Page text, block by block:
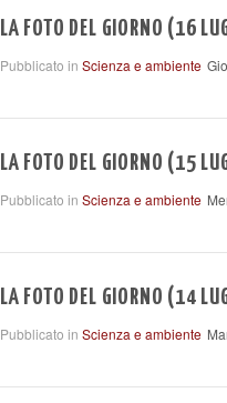
LA FOTO DEL GIORNO (16
Pubblicato in Scienza e ambiente
LA FOTO DEL GIORNO (15
Pubblicato in Scienza e ambiente
LA FOTO DEL GIORNO (14
Pubblicato in Scienza e ambiente